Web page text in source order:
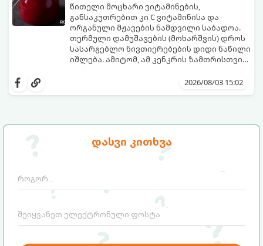
დასვი კითხვა
წითელი მოცხარი ვიტამინების,
განსაკუთრებით კი C ვიტამინისა და
ორგანული მჟავების ნამდვილი საბადოა.
თერმული დამუშავების (მოხარშვის) დროს
სასარგებლო ნივთიერებების დიდი ნაწილი
იშლება. ამიტომ, ამ კენკრის ზამთრისთვის
მომზადებაა - მოხარშვის გარეშე.
ბუნებრივ, კაშკაშა გემოს, არომატს და
2026/08/03 15:02